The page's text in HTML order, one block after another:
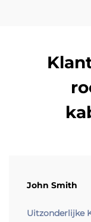
John Smith
Uitzonderlijke